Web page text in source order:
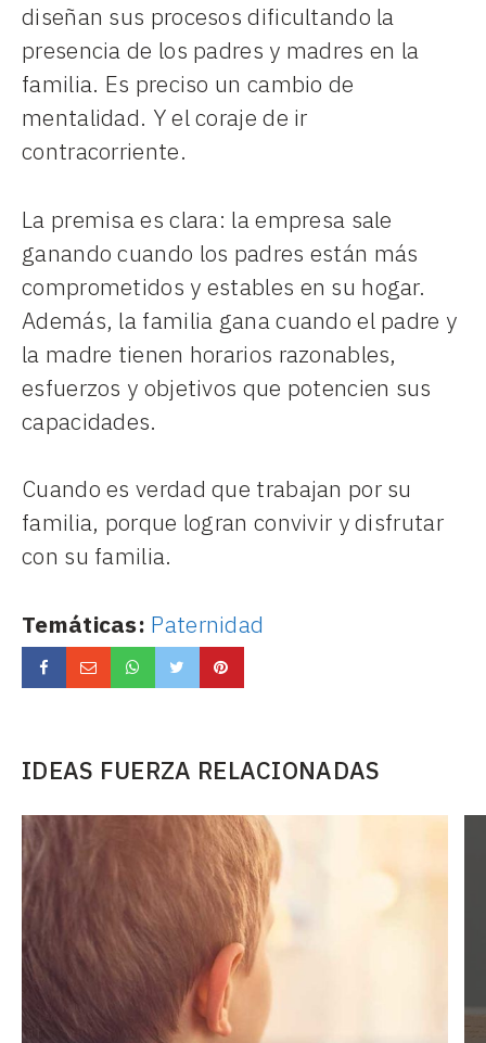
diseñan sus procesos dificultando la
presencia de los padres y madres en la
familia. Es preciso un cambio de
mentalidad. Y el coraje de ir
contracorriente.
La premisa es clara: la empresa sale
ganando cuando los padres están más
comprometidos y estables en su hogar.
Además, la familia gana cuando el padre y
la madre tienen horarios razonables,
esfuerzos y objetivos que potencien sus
capacidades.
Cuando es verdad que trabajan por su
familia, porque logran convivir y disfrutar
con su familia.
Temáticas: Paternidad
IDEAS FUERZA RELACIONADAS